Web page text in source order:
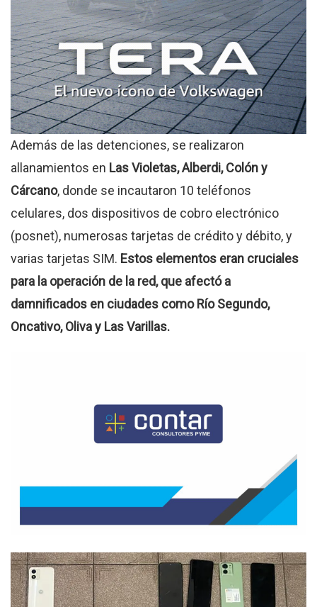
Además de las detenciones, se realizaron
allanamientos en Las Violetas, Alberdi, Colón y
Cárcano, donde se incautaron 10 teléfonos
celulares, dos dispositivos de cobro electrónico
(posnet), numerosas tarjetas de crédito y débito, y
varias tarjetas SIM. Estos elementos eran cruciales
para la operación de la red, que afectó a
damnificados en ciudades como Río Segundo,
Oncativo, Oliva y Las Varillas.